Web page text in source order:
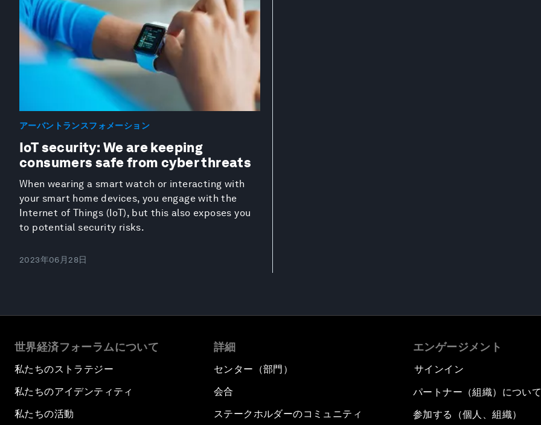
アーバントランスフォメーション
IoT security: We are keeping
consumers safe from cyber threats
When wearing a smart watch or interacting with
your smart home devices, you engage with the
Internet of Things (IoT), but this also exposes you
to potential security risks.
2023年06月28日
世界経済フォーラムについて
私たちのストラテジー
私たちのアイデンティティ
私たちの活動
詳細
センター（部門）
会合
ステークホルダーのコミュニティ
エンゲージメント
サインイン
パートナー（組織）について
参加する（個人、組織）